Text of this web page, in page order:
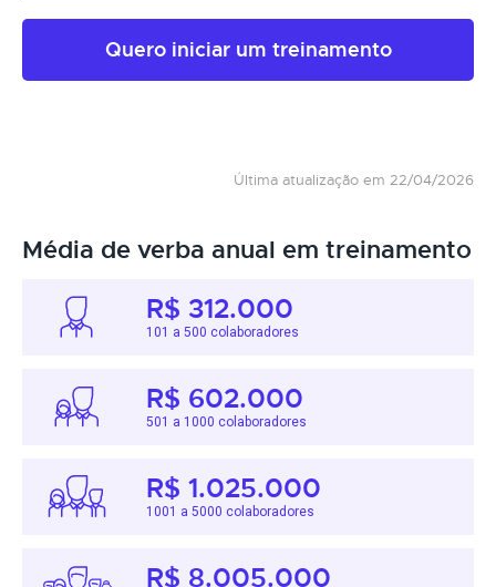
Quero iniciar um treinamento
Última atualização em 22/04/2026
Média de verba anual em treinamento
R$ 312.000
101 a 500 colaboradores
R$ 602.000
501 a 1000 colaboradores
R$ 1.025.000
1001 a 5000 colaboradores
R$ 8.005.000